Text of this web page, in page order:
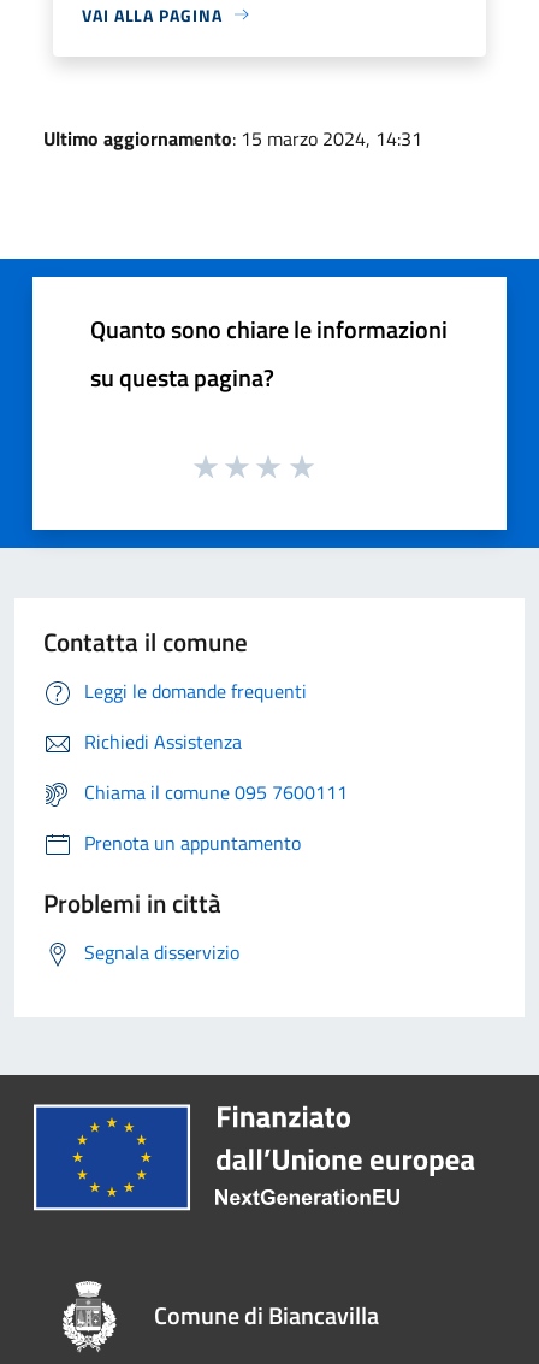
VAI ALLA PAGINA
Ultimo aggiornamento: 15 marzo 2024, 14:31
Quanto sono chiare le informazioni
su questa pagina?
Contatta il comune
Leggi le domande frequenti
Richiedi Assistenza
Chiama il comune 095 7600111
Prenota un appuntamento
Problemi in città
Segnala disservizio
Comune di Biancavilla